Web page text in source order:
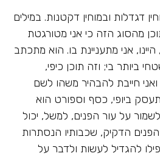
דגדלות ובמוחין דקטנות. במילים
מהסוג הזה כי אני מטורגטת
אני מתעניינת בו. הוא מתכתב
ביותר בי; וזה תוכן כיפי,
חייבת להבהיר משהו לשם
ביופי, כסף וספורט הוא
על עור הפנים, למשל, יכול
הדקיק, שכבותיו הנסתרות
להגדיל לעשות ולדבר על